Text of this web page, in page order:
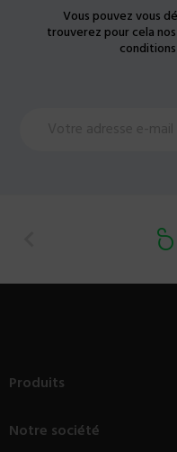
Vous pouvez vous
trouverez pour cela
Produits
Notre société